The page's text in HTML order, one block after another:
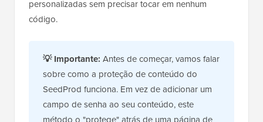
personalizadas sem precisar tocar em nenhum
código.
💡 Importante: Antes de começar, vamos falar
sobre como a proteção de conteúdo do
SeedProd funciona. Em vez de adicionar um
campo de senha ao seu conteúdo, este